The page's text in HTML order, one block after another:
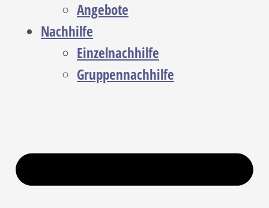
Angebote
Nachhilfe
Einzelnachhilfe
Gruppennachhilfe